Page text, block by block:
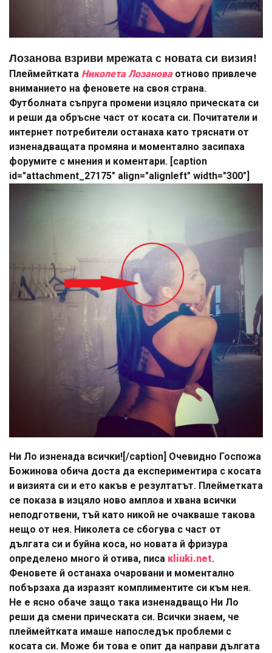
Лозанова взриви мрежата с новата си визия!
Плеймейтката Николета Лозанова отново привлече
вниманието на феновете на своя страна.
Футболната съпруга промени изцяло прическата си
и реши да обръсне част от косата си. Почитатели и
интернет потребители останаха като тряснати от
изненадващата промяна и моментално засипаха
форумите с мнения и коментари. [caption
id="attachment_27175" align="alignleft" width="300"]
Ни Ло изненада всички![/caption] Очевидно Госпожа
Божинова обича доста да експериментира с косата
и визията си и ето какъв е резултатът. Плейметката
се показа в изцяло ново амплоа и хвана всички
неподготвени, тъй като никой не очакваше такова
нещо от нея. Николета се сбогува с част от
дългата си и буйна коса, но новата й фризура
определено много й отива, писа кliuki.net.
Феновете й останаха очаровани и моментално
побързаха да изразят комплиментите си към нея.
Не е ясно обаче защо така изненадващо Ни Ло
реши да смени прическата си. Всички знаем, че
плеймейтката имаше напоследък проблеми с
косата си. Може би това е опит да направи дългата